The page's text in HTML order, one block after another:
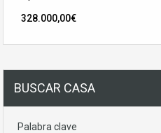
328.000,00€
BUSCAR CASA
Palabra clave